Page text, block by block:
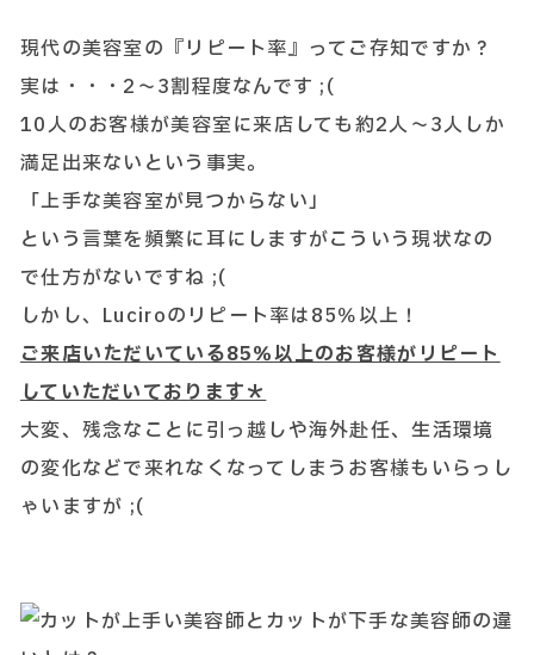
現代の美容室の『リピート率』ってご存知ですか？
実は・・・2～3割程度なんです ;(
10人のお客様が美容室に来店しても約2人～3人しか
満足出来ないという事実。
「上手な美容室が見つからない」
という言葉を頻繁に耳にしますがこういう現状なの
で仕方がないですね ;(
しかし、Luciroのリピート率は85％以上！
ご来店いただいている85％以上のお客様がリピート
していただいております＊
大変、残念なことに引っ越しや海外赴任、生活環境
の変化などで来れなくなってしまうお客様もいらっし
ゃいますが ;(